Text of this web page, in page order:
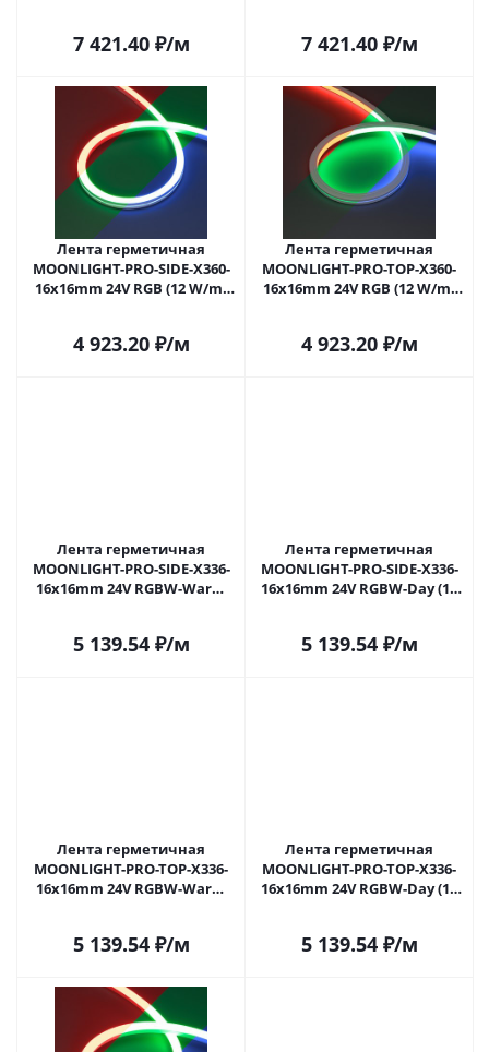
7 421.40₽/м 7 421.40₽/м
Лента герметичная
MOONLIGHT-PRO-SIDE-X360-
16x16mm 24V RGB (12 W/m,
4 923.20₽/м
Лента герметичная
MOONLIGHT-PRO-TOP-X360-
16x16mm 24V RGB (12 W/m,
4 923.20₽/м
Лента герметичная
MOONLIGHT-PRO-SIDE-X336-
16x16mm 24V RGBW-Warm
лет)
5 139.54₽/м
Лента герметичная
MOONLIGHT-PRO-SIDE-X336-
16x16mm 24V RGBW-Day (12
лет)
5 139.54₽/м
Лента герметичная
MOONLIGHT-PRO-TOP-X336-
16x16mm 24V RGBW-Warm
лет)
5 139.54₽/м
Лента герметичная
MOONLIGHT-PRO-TOP-X336-
16x16mm 24V RGBW-Day (12
лет)
5 139.54₽/м